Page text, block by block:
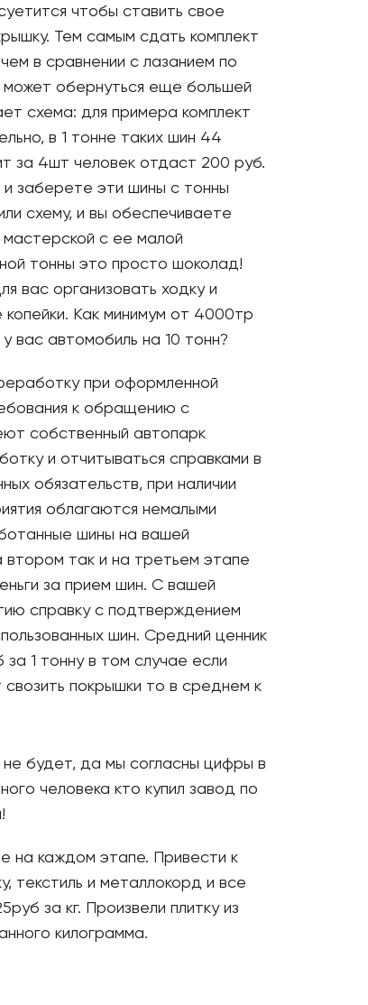
чтобы ставить свое
Тем самым сдать комплект
в сравнении с лазанием по
может обернуться еще большей
схема: для примера комплект
в 1 тонне таких шин 44
за 4шт человек отдаст 200 руб.
заберете эти шины с тонны
схему, и вы обеспечиваете
с ее малой
тонны это просто шоколад!
вас организовать ходку и
Как минимум от 4000тр
вас автомобиль на 10 тонн?
при оформленной
к обращению с
собственный автопарк
и отчитываться справками в
обязательств, при наличии
облагаются немалыми
шины на вашей
так и на третьем этапе
за прием шин. С вашей
справку с подтверждением
шин. Средний ценник
1 тонну в том случае если
покрышки то в среднем к
будет, да мы согласны цифры в
человека кто купил завод по
на каждом этапе. Привести к
текстиль и металлокорд и все
за кг. Произвели плитку из
килограмма.